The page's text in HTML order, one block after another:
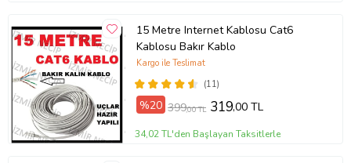
15 Metre Internet Kablosu Cat6
Kablosu Bakır Kablo
(11)
Kargo ile Teslimat
%20 399,00 TL 319,00 TL
34,02 TL'den Başlayan Taksitlerle